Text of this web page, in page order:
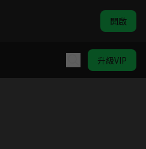
開啟
升級VIP